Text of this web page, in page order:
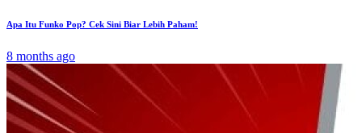
Apa Itu Funko Pop? Cek Sini Biar Lebih Paham!
8 months ago